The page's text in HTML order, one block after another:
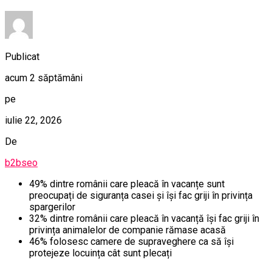
Publicat
acum 2 săptămâni
pe
iulie 22, 2026
De
b2bseo
49% dintre românii care pleacă în vacanțe sunt
preocupați de siguranța casei și își fac griji în privința
spargerilor
32% dintre românii care pleacă în vacanță își fac griji în
privința animalelor de companie rămase acasă
46% folosesc camere de supraveghere ca să își
protejeze locuința cât sunt plecați